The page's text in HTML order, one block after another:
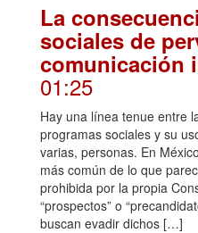
La
sociales de
comunicación
01:25
Hay una línea tenue entre
programas sociales y su
varias, personas. En
más común de lo que
prohibida por la propia
“prospectos” o
buscan evadir dichos […]